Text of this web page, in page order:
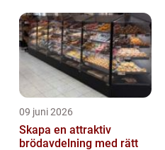
09 juni 2026
Skapa en attraktiv
brödavdelning med rätt